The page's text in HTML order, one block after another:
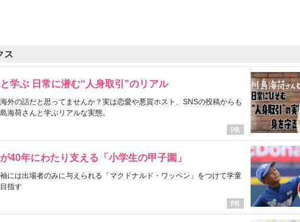
ス
学ぶ 日常に潜む“人身取引”のリアル
海外の話だと思ってませんか？実は恋愛や悪質ホスト、SNSの投稿からも
海荷さんと学ぶリアルな実態。
40年にわたり支える「小学生の甲子園」
には出場者のみに与えられる「マクドナルド・ワッペン」をつけて学童
指す